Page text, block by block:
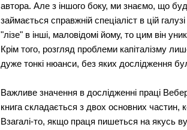
автора. Але з іншого боку, ми знаємо, що
займається справжній спеціаліст в цій
"лізе" в інші, маловідомі йому, то цим він
Крім того, розгляд проблеми капіталізму
дуже тонкі нюанси, без яких дослідження
Важливе значення в дослідженні праці
книга складається з двох основних частин,
Взагалі-то, якщо праця пишеться на якусь